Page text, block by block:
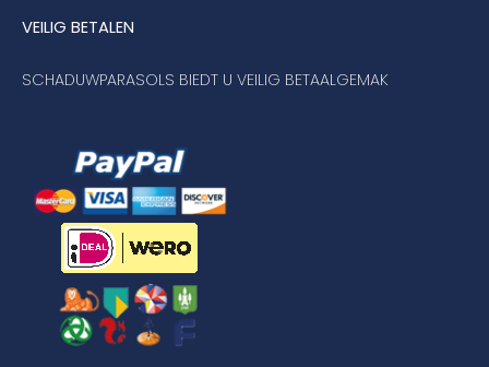
VEILIG BETALEN
SCHADUWPARASOLS BIEDT U VEILIG BETAALGEMAK